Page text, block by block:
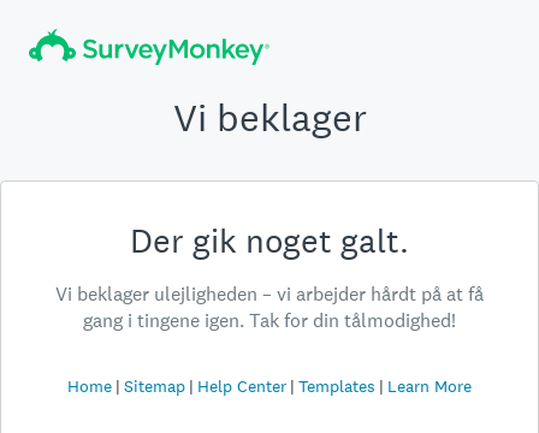
Vi beklager
Der gik noget galt.
Vi beklager ulejligheden – vi arbejder hårdt på at få
gang i tingene igen. Tak for din tålmodighed!
Home Sitemap Help Center Templates Learn More